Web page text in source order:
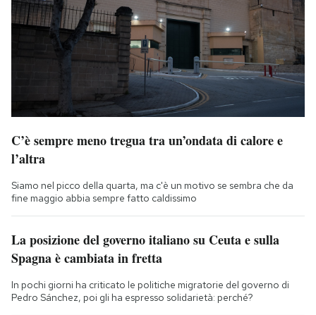
C’è sempre meno tregua tra un’ondata di calore e
l’altra
Siamo nel picco della quarta, ma c'è un motivo se sembra che da
fine maggio abbia sempre fatto caldissimo
La posizione del governo italiano su Ceuta e sulla
Spagna è cambiata in fretta
In pochi giorni ha criticato le politiche migratorie del governo di
Pedro Sánchez, poi gli ha espresso solidarietà: perché?